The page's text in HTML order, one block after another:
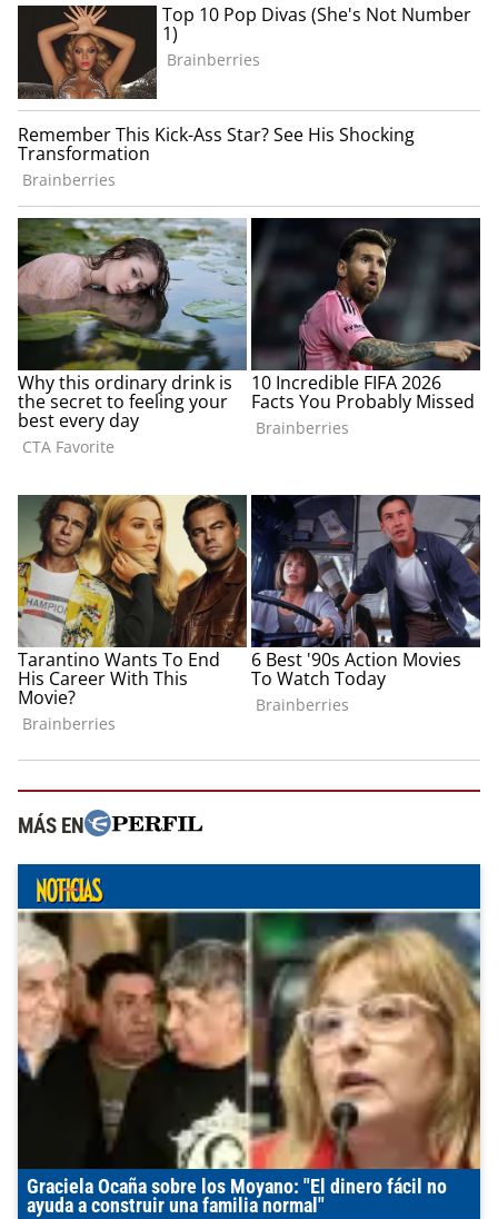
MÁS EN
Graciela Ocaña sobre los Moyano: "El dinero fácil no
ayuda a construir una familia normal"